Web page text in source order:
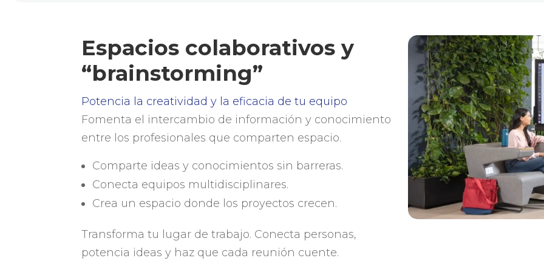
Espacios colaborativos y
“brainstorming”
Potencia la creatividad y la eficacia de tu equipo
Fomenta el intercambio de información y conocimiento
entre los profesionales que comparten espacio.
Comparte ideas y conocimientos sin barreras.
Conecta equipos multidisciplinares.
Crea un espacio donde los proyectos crecen.
Transforma tu lugar de trabajo. Conecta personas,
potencia ideas y haz que cada reunión cuente.